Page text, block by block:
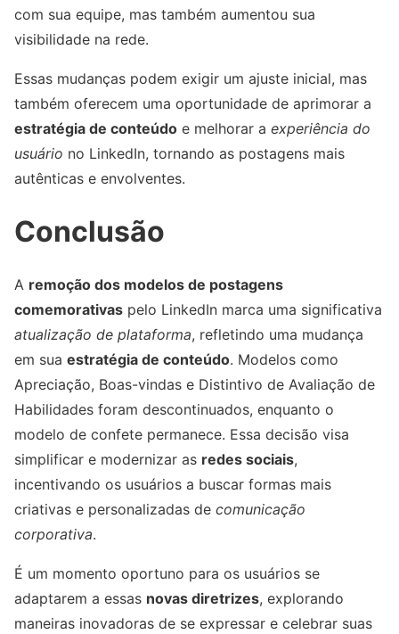
com sua equipe, mas também aumentou sua
visibilidade na rede.
Essas mudanças podem exigir um ajuste inicial, mas
também oferecem uma oportunidade de aprimorar a
estratégia de conteúdo e melhorar a experiência do
usuário no LinkedIn, tornando as postagens mais
autênticas e envolventes.
Conclusão
A remoção dos modelos de postagens
comemorativas pelo LinkedIn marca uma significativa
atualização de plataforma, refletindo uma mudança
em sua estratégia de conteúdo. Modelos como
Apreciação, Boas-vindas e Distintivo de Avaliação de
Habilidades foram descontinuados, enquanto o
modelo de confete permanece. Essa decisão visa
simplificar e modernizar as redes sociais,
incentivando os usuários a buscar formas mais
criativas e personalizadas de comunicação
corporativa.
É um momento oportuno para os usuários se
adaptarem a essas novas diretrizes, explorando
maneiras inovadoras de se expressar e celebrar suas